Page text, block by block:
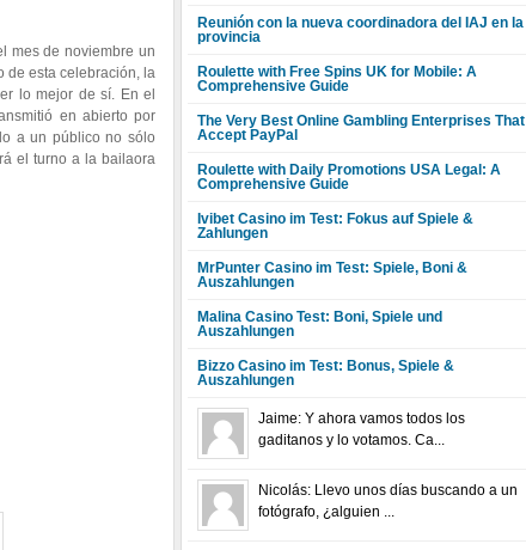
mes de noviembre un
de esta celebración, la
lo mejor de sí. En el
en abierto por
a un público no sólo
el turno a la bailaora
Reunión con la nueva coordinadora del IAJ en la
provincia
Roulette with Free Spins UK for Mobile: A
Comprehensive Guide
The Very Best Online Gambling Enterprises That
Accept PayPal
Roulette with Daily Promotions USA Legal: A
Comprehensive Guide
Ivibet Casino im Test: Fokus auf Spiele &
Zahlungen
MrPunter Casino im Test: Spiele, Boni &
Auszahlungen
Malina Casino Test: Boni, Spiele und
Auszahlungen
Bizzo Casino im Test: Bonus, Spiele &
Auszahlungen
Jaime: Y ahora vamos todos los
gaditanos y lo votamos. Ca...
Nicolás: Llevo unos días buscando a un
fotógrafo, ¿alguien ...